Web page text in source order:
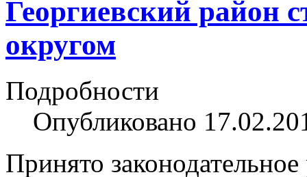
Георгиевский район
округом
Подробности
Опубликовано
Принято